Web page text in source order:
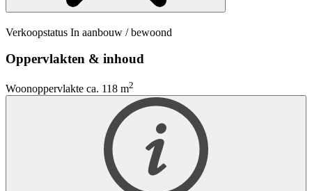
Verkoopstatus In aanbouw / bewoond
Oppervlakten & inhoud
Woonoppervlakte ca. 118 m2